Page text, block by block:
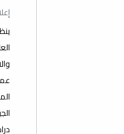
ينظم قسم البحوث والاستشارات بكلية
المعلومات الحياتية في دراسة بعض
الجينات) سيقدمها: د. مصطفى محمد